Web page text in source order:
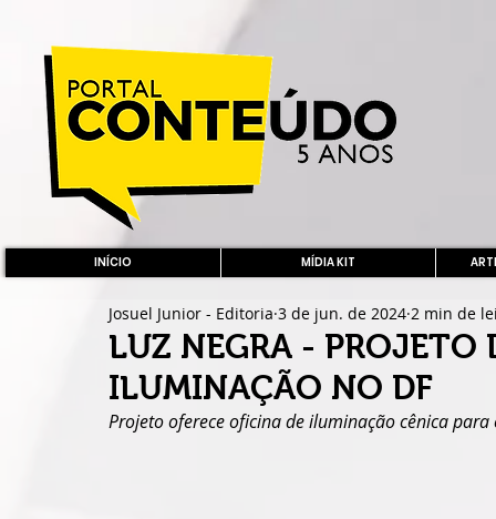
INÍCIO MÍDIA KIT
LUZ NEGRA - PROJETO
ILUMINAÇÃO NO DF
Josuel Junior - Editoria 3 de jun. de 2024 2 min de
Projeto oferece oficina de iluminação cênica